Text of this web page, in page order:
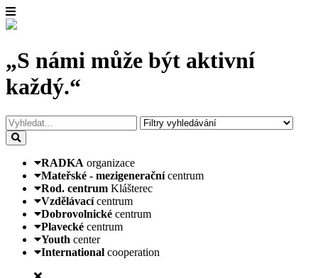
„S námi může být aktivní
každý.“
RADKA organizace
Mateřské - mezigenerační centrum
Rod. centrum Klášterec
Vzdělávací centrum
Dobrovolnické centrum
Plavecké centrum
Youth center
International cooperation